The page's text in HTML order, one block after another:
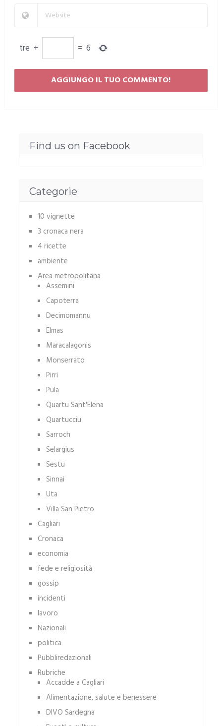
tre + = 6
Find us on Facebook
Categorie
10 vignette
3 cronaca nera
4 ricette
ambiente
Area metropolitana
Assemini
Capoterra
Decimomannu
Elmas
Maracalagonis
Monserrato
Pirri
Pula
Quartu Sant'Elena
Quartucciu
Sarroch
Selargius
Sestu
Sinnai
Uta
Villa San Pietro
Cagliari
Cronaca
economia
fede e religiosità
gossip
incidenti
lavoro
Nazionali
politica
Pubbliredazionali
Rubriche
Accadde a Cagliari
Alimentazione, salute e benessere
DIVO Sardegna